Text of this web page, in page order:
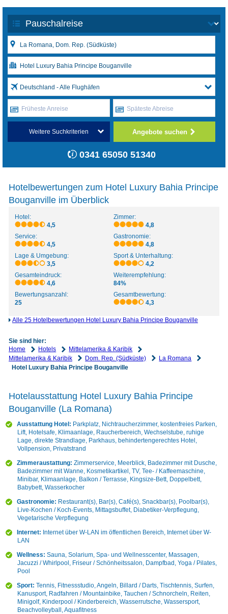
Deutschland - Alle Flughäfen
Früheste Anreise Späteste Abreise
Weitere Suchkriterien Angebote suchen
0341 65050 51340
Hotelbewertungen zum Hotel Luxury Bahia Principe
Bouganville im Überblick
Hotel:
4,5
Zimmer:
4,8
Service:
4,5
Gastronomie:
4,8
Lage & Umgebung:
3,5
Sport & Unterhaltung:
4,2
Gesamteindruck:
4,6
Weiterempfehlung:
84%
Bewertungsanzahl:
25
Gesamtbewertung:
4,3
Alle 25 Hotelbewertungen Hotel Luxury Bahia Principe Bouganville
Sie sind hier:
Home
Hotels
Mittelamerika & Karibik
Mittelamerika & Karibik
Dom. Rep. (Südküste)
La Romana
Hotel Luxury Bahia Principe Bouganville
Hotelausstattung Hotel Luxury Bahia Principe
Bouganville (La Romana)
Ausstattung Hotel: Parkplatz, Nichtraucherzimmer, kostenfreies Parken,
Lift, Hotelsafe, Klimaanlage, Raucherbereich, Wechselstube, ruhige
Lage, direkte Strandlage, Parkhaus, behindertengerechtes Hotel,
Vollpension, Privatstrand
Zimmeraustattung: Zimmerservice, Meerblick, Badezimmer mit Dusche,
Badezimmer mit Wanne, Kosmetikartikel, TV, Tee- / Kaffeemaschine,
Minibar, Klimaanlage, Balkon / Terrasse, Kingsize-Bett, Doppelbett,
Babybett, Wasserkocher
Gastronomie: Restaurant(s), Bar(s), Café(s), Snackbar(s), Poolbar(s),
Live-Kochen / Koch-Events, Mittagsbuffet, Diabetiker-Verpflegung,
Vegetarische Verpflegung
Internet: Internet über W-LAN im öffentlichen Bereich, Internet über W-
LAN
Wellness: Sauna, Solarium, Spa- und Wellnesscenter, Massagen,
Jacuzzi / Whirlpool, Friseur / Schönheitssalon, Dampfbad, Yoga / Pilates,
Pool
Sport: Tennis, Fitnessstudio, Angeln, Billard / Darts, Tischtennis, Surfen,
Kanusport, Radfahren / Mountainbike, Tauchen / Schnorcheln, Reiten,
Minigolf, Kinderpool / Kinderbereich, Wasserrutsche, Wassersport,
Beachvolleyball, Aquafitness